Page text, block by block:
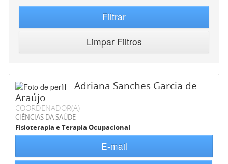
Filtrar
Limpar Filtros
Adriana Sanches Garcia de
Araújo
COORDENADOR(A)
CIÊNCIAS DA SAÚDE
Fisioterapia e Terapia Ocupacional
E-mail